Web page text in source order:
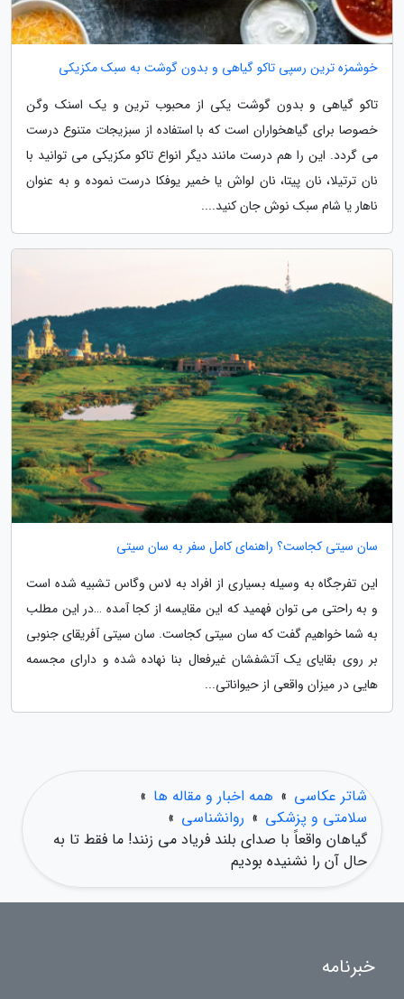
خوشمزه ترین رسپی تاکو گیاهی و بدون گوشت به سبک مکزیکی
تاکو گیاهی و بدون گوشت یکی از محبوب ترین و یک اسنک وگن
خصوصا برای گیاهخواران است که با استفاده از سبزیجات متنوع درست
می گردد. این را هم درست مانند دیگر انواع تاکو مکزیکی می توانید با
نان ترتیلا، نان پیتا، نان لواش یا خمیر یوفکا درست نموده و به عنوان
ناهار یا شام سبک نوش جان کنید....
سان سیتی کجاست؟ راهنمای کامل سفر به سان سیتی
این تفرجگاه به وسیله بسیاری از افراد به لاس وگاس تشبیه شده است
و به راحتی می توان فهمید که این مقایسه از کجا آمده …در این مطلب
به شما خواهیم گفت که سان سیتی کجاست. سان سیتی آفریقای جنوبی
بر روی بقایای یک آتشفشان غیرفعال بنا نهاده شده و دارای مجسمه
هایی در میزان واقعی از حیواناتی...
شاتر عکاسی » همه اخبار و مقاله ها »
سلامتی و پزشکی » روانشناسی »
گیاهان واقعاً با صدای بلند فریاد می زنند! ما فقط تا به
حال آن را نشنیده بودیم
خبرنامه